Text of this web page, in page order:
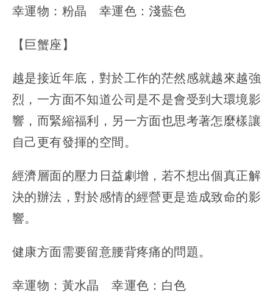
幸運物：粉晶 幸運色：淺藍色
【巨蟹座】
越是接近年底，對於工作的茫然感就越來越強
烈，一方面不知道公司是不是會受到大環境影
響，而緊縮福利，另一方面也思考著怎麼樣讓
自己更有發揮的空間。
經濟層面的壓力日益劇增，若不想出個真正解
決的辦法，對於感情的經營更是造成致命的影
響。
健康方面需要留意腰背疼痛的問題。
幸運物：黃水晶 幸運色：白色